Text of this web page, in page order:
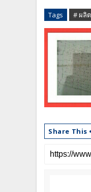
Tags # ผลิ
Share This